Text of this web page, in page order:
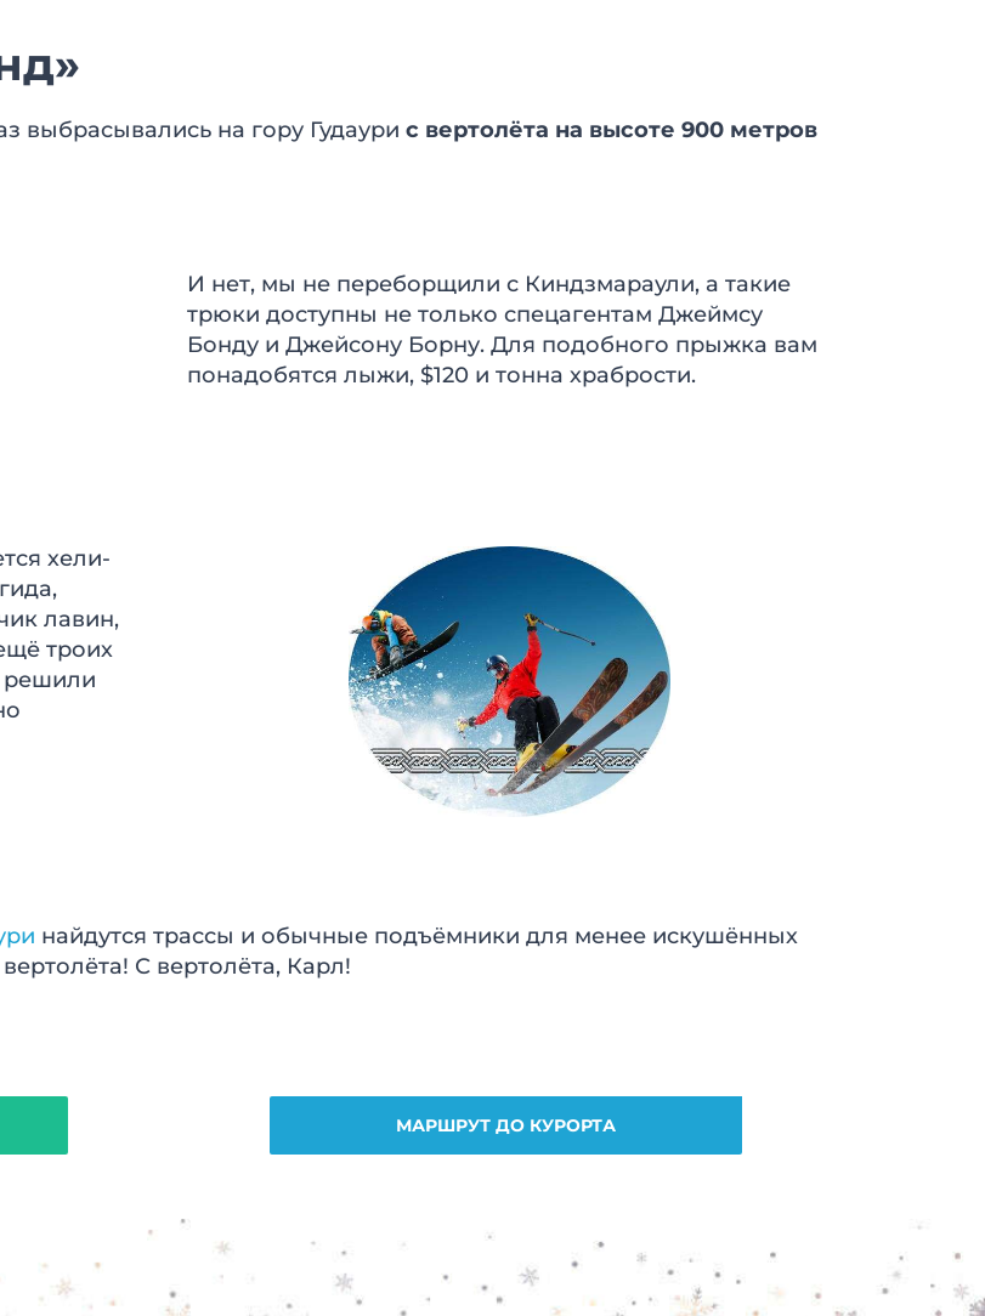
выбрасывались на гору Гудаури с вертолёта на высоте 900 метров
И нет, мы не переборщили с Киндзмараули, а такие
трюки доступны не только спецагентам Джеймсу
Бонду и Джейсону Борну. Для подобного прыжка вам
понадобятся лыжи, $120 и тонна храбрости.
хели-
лавин,
троих
решили
найдутся трассы и обычные подъёмники для менее искушённых
С вертолёта, Карл!
МАРШРУТ ДО КУРОРТА